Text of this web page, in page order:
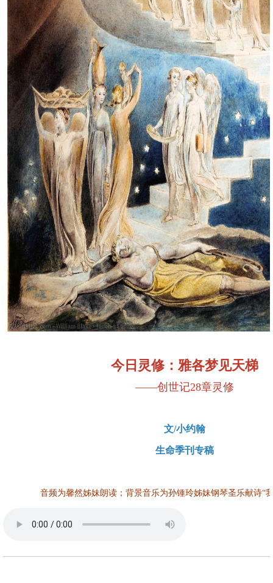
今日灵修：雅各梦见天梯
——创世记28章灵修
文/小约翰
生命季刊专稿
音频为馨然姊妹朗读；背景音乐为孙锺玲姊妹钢琴圣乐献诗“